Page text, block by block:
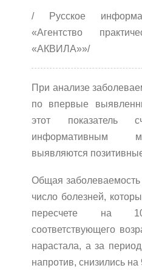
/ Русское
«Агентство
«АКВИЛА»»/
При анализе
по впервые
этот показатель
информативным
выявляются
Общая
число болезней,
пересчете на
соответствующего
нарастала, а за
напротив, снизились на